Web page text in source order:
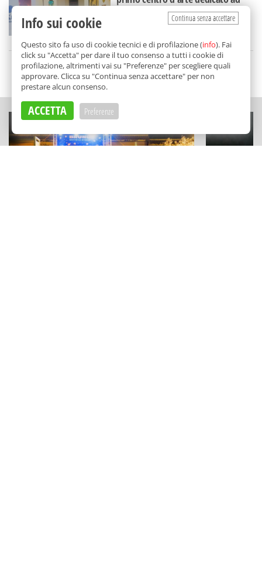
Aleister Crowley
diRedazione
SCELTO DA BALARM
Continua senza accettare
Info sui cookie
Questo sito fa uso di cookie tecnici e di profilazione (info). Fai
click su "Accetta" per dare il tuo consenso a tutti i cookie di
profilazione, altrimenti vai su "Preferenze" per scegliere quali
approvare. Clicca su "Continua senza accettare" per non
prestare alcun consenso.
ACCETTA Preferenze